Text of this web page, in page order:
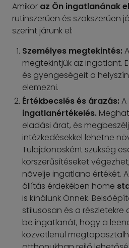
Amikor az Ön ingatlanának
rutinszerűen és szakszerűen
szerint járunk el:
Személyes megtekintés:
megtekintjük az ingatlant.
és gyengeségeit a
elemezni.
Értékbecslés és árazás:
ingatlanértékelés.
eladási árat, és
intézkedésekkel lehetne
Tulajdonosként szükség
korszerűsítéseket
növelje ingatlana értékét.
állítás érdekében home
is kínálunk Önnek.
stílusosan és a
be ingatlanát, hogy a
közvetlenül